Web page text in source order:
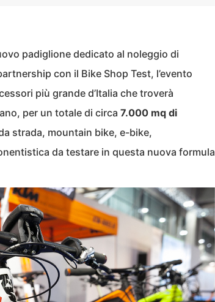
padiglione dedicato al noleggio di
con il Bike Shop Test, l’evento
più grande d’Italia che troverà
per un totale di circa 7.000 mq di
strada, mountain bike, e-bike,
da testare in questa nuova formula